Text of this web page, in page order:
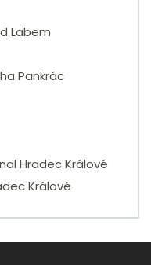
Labem
Pankrác
Hradec Králové
Králové